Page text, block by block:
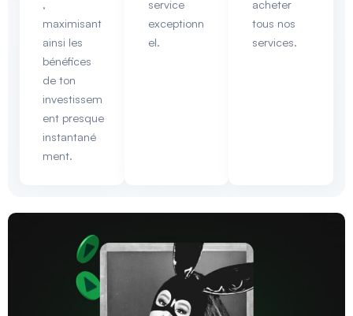
,
maximisant
ainsi les
bénéfices
de ton
investissem
ent presque
instantané
ment.
service
exceptionn
el.
acheter
tous nos
services.